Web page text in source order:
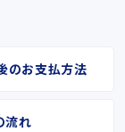
のお支払方法
流れ